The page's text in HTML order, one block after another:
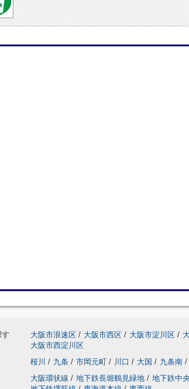
す 大阪市浪速区 / 大阪市西区 / 大阪市淀川区 /
大阪市西淀川区
桜川 / 九条 / 市岡元町 / 川口 / 大国 / 九条南 /
大阪環状線 / 地下鉄長堀鶴見緑地 / 地下鉄中